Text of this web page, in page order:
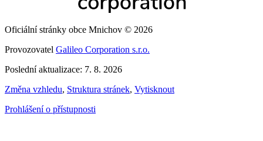
Oficiální stránky obce Mnichov © 2026
Provozovatel Galileo Corporation s.r.o.
Poslední aktualizace: 7. 8. 2026
Změna vzhledu, Struktura stránek, Vytisknout
Prohlášení o přístupnosti